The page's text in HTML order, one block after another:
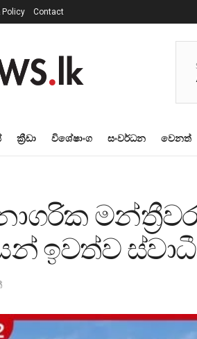
Policy Contact
ක්‍රීඩා විශේෂාංග සංවර්ධන වෙනත්
ඉවත්ව